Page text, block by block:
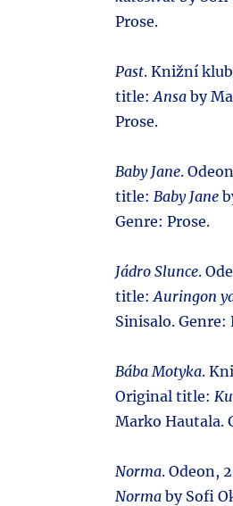
Prose.
Past. Knižní
title:Ansa by
Prose.
Baby Jane.
title:Baby Jane
Genre: Prose.
Jádro Slunce.
title:Auringon
Sinisalo. Genre:
Bába Motyka.
Original title:
Marko Hautala.
Norma. Odeon,
Norma by Sofi